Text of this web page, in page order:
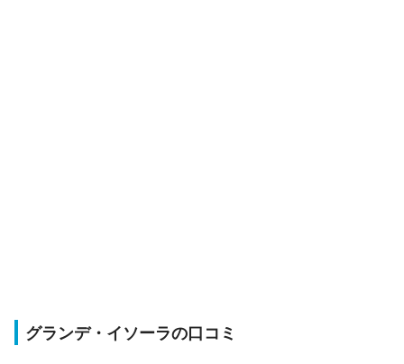
グランデ・イソーラの口コミ